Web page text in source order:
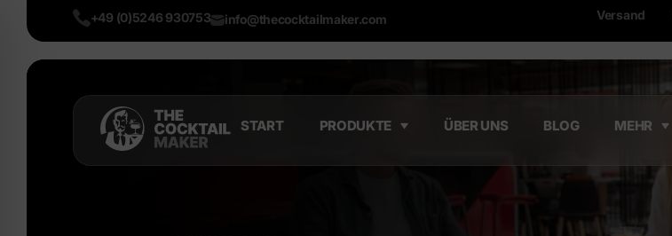
+49 (0)5246 930753 info@thecocktailmaker.com Versand
START PRODUKTE ÜBER UNS BLOG MEHR